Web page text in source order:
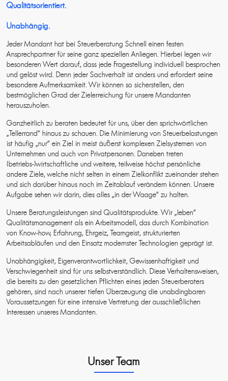
Qualitätsorientiert.
Unabhängig.
Jeder Mandant hat bei Steuerberatung Schnell einen festen
Ansprechpartner für seine ganz speziellen Anliegen. Hierbei legen wir
besonderen Wert darauf, dass jede Fragestellung individuell besprochen
und gelöst wird. Denn jeder Sachverhalt ist anders und erfordert seine
besondere Aufmerksamkeit. Wir können so sicherstellen, den
bestmöglichen Grad der Zielerreichung für unsere Mandanten
herauszuholen.
Ganzheitlich zu beraten bedeutet für uns, über den sprichwörtlichen
„Tellerrand“ hinaus zu schauen. Die Minimierung von Steuerbelastungen
ist häufig „nur“ ein Ziel in meist äußerst komplexen Zielsystemen von
Unternehmen und auch von Privatpersonen. Daneben treten
(betriebs-)wirtschaftliche und weitere, teilweise höchst persönliche
andere Ziele, welche nicht selten in einem Zielkonflikt zueinander stehen
und sich darüber hinaus noch im Zeitablauf verändern können. Unsere
Aufgabe sehen wir darin, dies alles „in der Waage“ zu halten.
Unsere Beratungsleistungen sind Qualitätsprodukte. Wir „leben“
Qualitätsmanagement als ein Arbeitsmodell, das durch Kombination
von Know-how, Erfahrung, Ehrgeiz, Teamgeist, strukturierten
Arbeitsabläufen und den Einsatz modernster Technologien geprägt ist.
Unabhängigkeit, Eigenverantwortlichkeit, Gewissenhaftigkeit und
Verschwiegenheit sind für uns selbstverständlich. Diese Verhaltensweisen,
die bereits zu den gesetzlichen Pflichten eines jeden Steuerberaters
gehören, sind nach unserer tiefen Überzeugung die unabdingbaren
Voraussetzungen für eine intensive Vertretung der ausschließlichen
Interessen unseres Mandanten.
Unser Team